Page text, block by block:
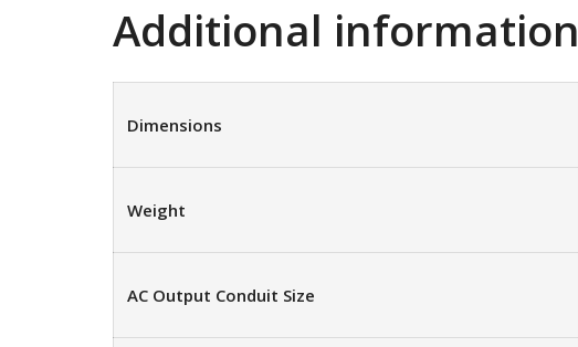
Additional information
Dimensions
Weight
AC Output Conduit Size